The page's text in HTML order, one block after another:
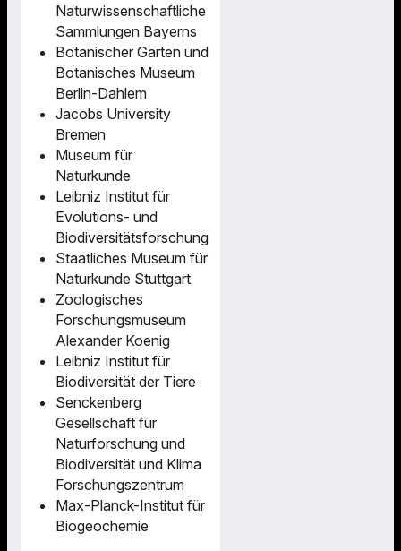
Naturwissenschaftliche
Sammlungen Bayerns
Botanischer Garten und
Botanisches Museum
Berlin-Dahlem
Jacobs University
Bremen
Museum für
Naturkunde
Leibniz Institut für
Evolutions- und
Biodiversitätsforschung
Staatliches Museum für
Naturkunde Stuttgart
Zoologisches
Forschungsmuseum
Alexander Koenig
Leibniz Institut für
Biodiversität der Tiere
Senckenberg
Gesellschaft für
Naturforschung und
Biodiversität und Klima
Forschungszentrum
Max-Planck-Institut für
Biogeochemie